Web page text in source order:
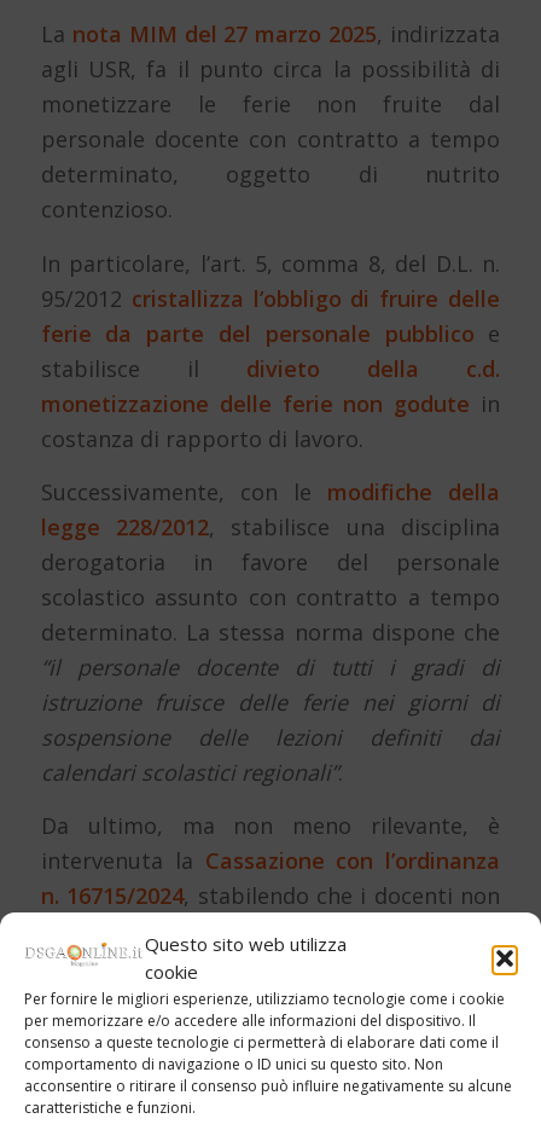
Questo sito web utilizza
cookie
Per fornire le migliori esperienze, utilizziamo tecnologie come i cookie
per memorizzare e/o accedere alle informazioni del dispositivo. Il
consenso a queste tecnologie ci permetterà di elaborare dati come il
comportamento di navigazione o ID unici su questo sito. Non
acconsentire o ritirare il consenso può influire negativamente su alcune
caratteristiche e funzioni.
La nota MIM del 27 marzo 2025, indirizzata
agli USR, fa il punto circa la possibilità di
monetizzare le ferie non fruite dal
personale docente con contratto a tempo
determinato, oggetto di nutrito
contenzioso.
In particolare, l’art. 5, comma 8, del D.L. n.
95/2012 cristallizza l’obbligo di fruire delle
ferie da parte del personale pubblico e
stabilisce il divieto della c.d.
monetizzazione delle ferie non godute in
costanza di rapporto di lavoro.
Successivamente, con le
modifiche della
legge 228/2012, stabilisce una disciplina
derogatoria in favore del personale
scolastico assunto con contratto a tempo
determinato. La stessa norma dispone che
“il personale docente di tutti i gradi di
istruzione fruisce delle ferie nei giorni di
sospensione delle lezioni definiti dai
calendari scolastici regionali”.
Da ultimo, ma non meno rilevante, è
intervenuta la Cassazione con l’ordinanza
n. 16715/2024, stabilendo che i docenti non
di ruolo non possono essere considerati
automaticamente in ferie, in assenza di una
loro richiesta o di provvedimento esplicito
del dirigente, durante i giorni di
sospensione delle lezioni definiti dai
calendari scolastici regionali (ad esclusione